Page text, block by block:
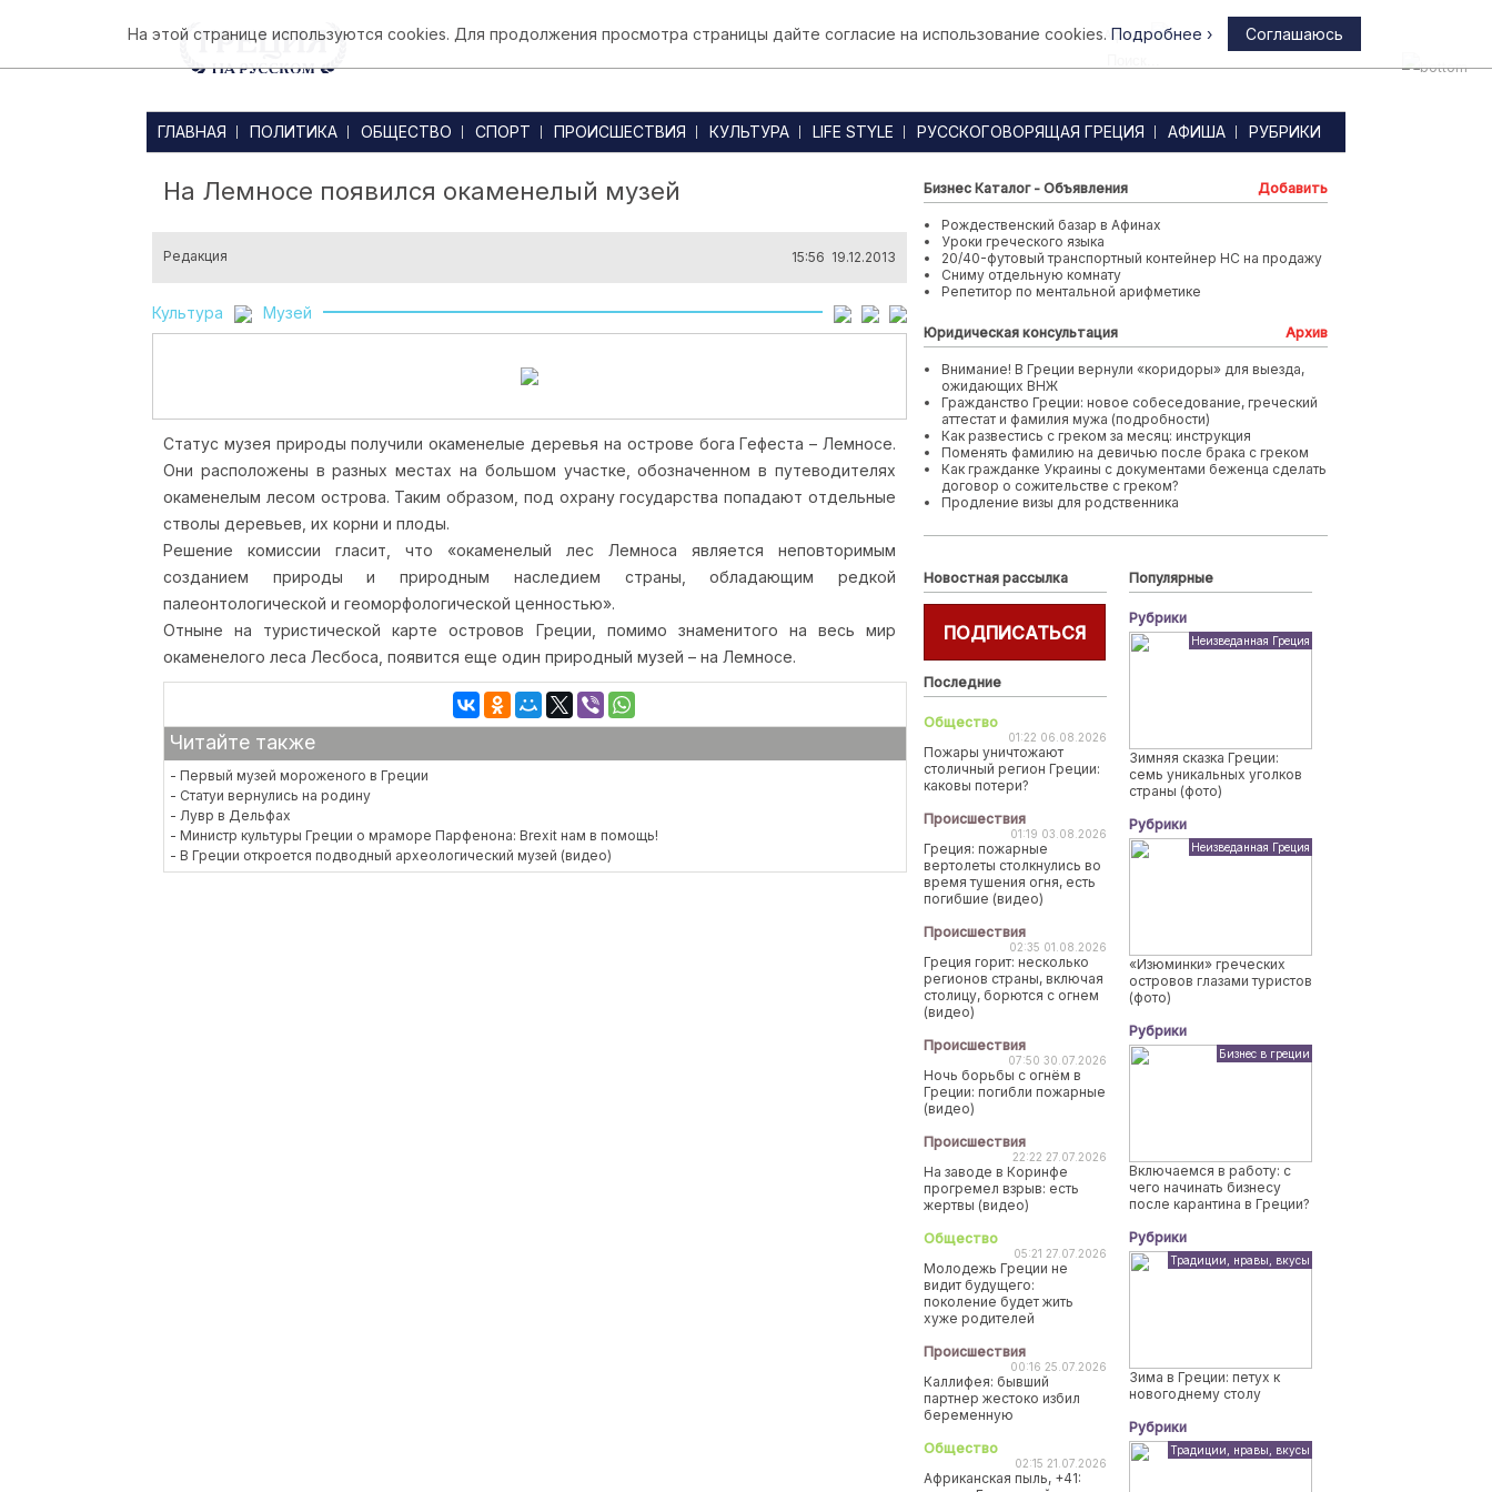
Афины
ГЛАВНАЯ ПОЛИТИКА ОБЩЕСТВО СПОРТ ПРОИСШЕСТВИЯ КУЛЬТУРА LIFE STYLE РУССКОГОВОРЯЩАЯ ГРЕЦИЯ АФИША РУБРИКИ
На Лемносе появился окаменелый музей
Редакция 15:56 19.12.2013
Культура Музей
Статус музея природы получили окаменелые деревья на острове бога Гефеста – Лемносе.
Они расположены в разных местах на большом участке, обозначенном в путеводителях
окаменелым лесом острова. Таким образом, под охрану государства попадают отдельные
стволы деревьев, их корни и плоды.
Решение комиссии гласит, что «окаменелый лес Лемноса является неповторимым
созданием природы и природным наследием страны, обладающим редкой
палеонтологической и геоморфологической ценностью».
Отныне на туристической карте островов Греции, помимо знаменитого на весь мир
окаменелого леса Лесбоса, появится еще один природный музей – на Лемносе.
Читайте также
- Первый музей мороженого в Греции
- Статуи вернулись на родину
- Лувр в Дельфах
- Министр культуры Греции о мраморе Парфенона: Brexit нам в помощь!
- В Греции откроется подводный археологический музей (видео)
Бизнес Каталог - Объявления Добавить
Рождественский базар в Афинах
Уроки греческого языка
20/40-футовый транспортный контейнер HC на продажу
Сниму отдельную комнату
Репетитор по ментальной арифметике
Юридическая консультация Архив
Внимание! В Греции вернули «коридоры» для выезда,
ожидающих ВНЖ
Гражданство Греции: новое собеседование, греческий
аттестат и фамилия мужа (подробности)
Как развестись с греком за месяц: инструкция
Поменять фамилию на девичью после брака с греком
Как гражданке Украины с документами беженца сделать
договор о сожительстве с греком?
Продление визы для родственника
Новостная рассылка
ПОДПИСАТЬСЯ
Последние
Общество
01:22 06.08.2026
Пожары уничтожают
столичный регион Греции:
каковы потери?
Происшествия
01:19 03.08.2026
Греция: пожарные
вертолеты столкнулись во
время тушения огня, есть
погибшие (видео)
Происшествия
02:35 01.08.2026
Греция горит: несколько
регионов страны, включая
столицу, борются с огнем
(видео)
Происшествия
07:50 30.07.2026
Ночь борьбы с огнём в
Греции: погибли пожарные
(видео)
Происшествия
22:22 27.07.2026
На заводе в Коринфе
прогремел взрыв: есть
жертвы (видео)
Общество
05:21 27.07.2026
Молодежь Греции не
видит будущего:
поколение будет жить
хуже родителей
Происшествия
00:16 25.07.2026
Каллифея: бывший
партнер жестоко избил
беременную
Общество
02:15 21.07.2026
Африканская пыль, +41:
Популярные
Рубрики
Неизведанная Греция
Зимняя сказка Греции:
семь уникальных уголков
страны (фото)
Рубрики
Неизведанная Греция
«Изюминки» греческих
островов глазами туристов
(фото)
Рубрики
Бизнес в греции
Включаемся в работу: с
чего начинать бизнесу
после карантина в Греции?
Рубрики
Традиции, нравы, вкусы
Зима в Греции: петух к
новогоднему столу
Рубрики
Традиции, нравы, вкусы
На этой странице используются cookies. Для продолжения просмотра страницы дайте согласие на использование cookies. Подробнее › Соглашаюсь